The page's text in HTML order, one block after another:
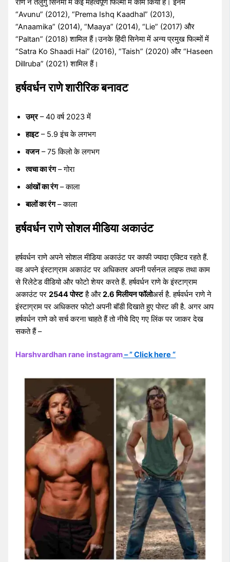
राणे ने तेलुगु सिनेमा में कई महत्वपूर्ण फिल्मों में काम किया है। इनमें
“Avunu” (2012), “Prema Ishq Kaadhal” (2013),
“Anaamika” (2014), “Maaya” (2014), “Lie” (2017) और
“Paltan” (2018) शामिल हैं।उनके हिंदी सिनेमा में अन्य प्रमुख फिल्मों में
“Satra Ko Shaadi Hai” (2016), “Taish” (2020) और “Haseen
Dillruba” (2021) शामिल हैं।
हर्षवर्धन राणे शारीरिक बनावट
उम्र– 40 वर्ष 2023 में
हाइट– 5.9 इंच के लगभग
वजन– 75 किलो के लगभग
त्वचा का रंग– गोरा
आंखों का रंग– काला
बालों का रंग– काला
हर्षवर्धन राणे सोशल मीडिया अकाउंट
हर्षवर्धन राणे अपने सोशल मीडिया अकाउंट पर काफी ज्यादा एक्टिव रहते हैं.
वह अपने इंस्टाग्राम अकाउंट पर अधिकतर अपनी पर्सनल लाइफ तथा काम
से रिलेटेड वीडियो और फोटो शेयर करते हैं. हर्षवर्धन राणे के इंस्टाग्राम
अकाउंट पर2544 पोस्टहै और2.6 मिलीयन फॉलोअर्स है. हर्षवर्धन राणे ने
इंस्टाग्राम पर अधिकतर फोटो अपनी बॉडी दिखाते हुए पोस्ट की है. अगर आप
हर्षवर्धन राणे को सर्च करना चाहते हैं तो नीचे दिए गए लिंक पर जाकर देख
सकते हैं –
Harshvardhan rane instagram– ” Click here “